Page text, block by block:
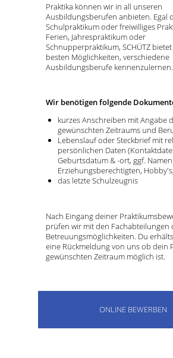
Praktika können wir in all unseren
Ausbildungsberufen anbieten. Egal
Schulpraktikum oder freiwilliges
Ferien, Jahrespraktikum oder
Schnupperpraktikum, SCHÜTZ
besten Möglichkeiten, verschiedene
Ausbildungsberufe kennenzulernen.
Wir benötigen folgende
kurzes Anschreiben mit Angabe
gewünschten Zeitraums und
Lebenslauf oder Steckbrief mit
persönlichen Daten
Geburtsdatum & -ort, ggf.
Erziehungsberechtigten,
das letzte Schulzeugnis
Nach Eingang deiner
prüfen wir mit den Fachabteilungen
Betreuungsmöglichkeiten. Du
eine Rückmeldung von uns ob dein
gewünschten Zeitraum möglich ist.
ONLINE BEWERBEN